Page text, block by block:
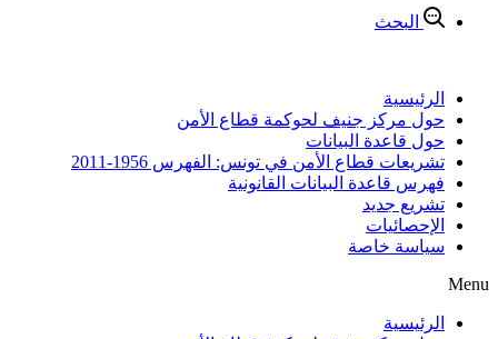
البحث
الرئيسية
حول مركز جنيف لحوكمة قطاع الأمن
حول قاعدة البيانات
تشريعات قطاع الأمن في تونس: الفهرس 1956-2011
فهرس قاعدة البيانات القانونية
تشريع جديد
الإحصائيات
سياسة خاصة
Menu
الرئيسية